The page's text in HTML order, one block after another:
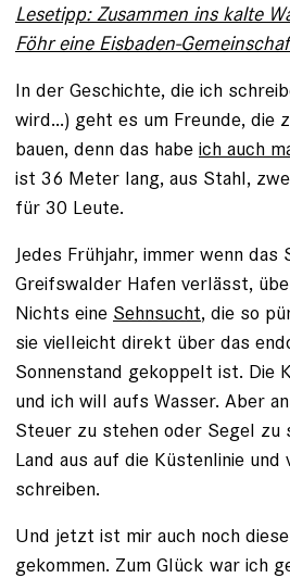
Lesetipp: Zusammen ins kalte
Föhr eine Eisbaden-
In der Geschichte, die ich
wird...) geht es um Freunde, die
bauen, denn das habe ich auch
ist 36 Meter lang, aus Stahl,
für 30 Leute.
Jedes Frühjahr, immer wenn das
Greifswalder Hafen verlässt,
Nichts eine Sehnsucht, die so
sie vielleicht direkt über das
Sonnenstand gekoppelt ist. Die
und ich will aufs Wasser. Aber
Steuer zu stehen oder Segel zu
Land aus auf die Küstenlinie und
schreiben.
Und jetzt ist mir auch noch
gekommen. Zum Glück war ich